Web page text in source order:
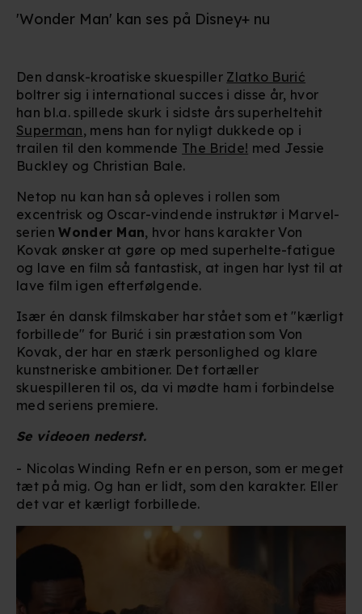
'Wonder Man' kan ses på Disney+ nu
Den dansk-kroatiske skuespiller Zlatko Burić
boltrer sig i international succes i disse år, hvor
han bl.a. spillede skurk i sidste års superheltehit
Superman, mens han for nyligt dukkede op i
trailen til den kommende The Bride! med Jessie
Buckley og Christian Bale.
Netop nu kan han så opleves i rollen som
excentrisk og Oscar-vindende instruktør i Marvel-
serienWonder Man, hvor hans karakter Von
Kovak ønsker at gøre op med superhelte-fatigue
og lave en film så fantastisk, at ingen har lyst til at
lave film igen efterfølgende.
Især én dansk filmskaber har stået som et "kærligt
forbillede" for Burić i sin præstation som Von
Kovak, der har en stærk personlighed og klare
kunstneriske ambitioner. Det fortæller
skuespilleren til os, da vi mødte ham i forbindelse
med seriens premiere.
Se videoen nederst.
- Nicolas Winding Refn er en person, som er meget
tæt på mig. Og han er lidt, som den karakter. Eller
det var et kærligt forbillede.